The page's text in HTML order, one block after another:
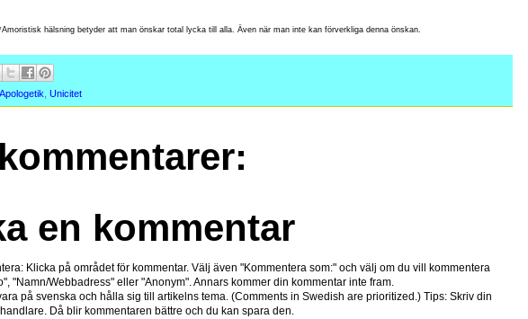
hälsning betyder att man önskar total lycka till alla. Även när man inte kan förverkliga denna önskan.
Apologetik, Unicitet
en kommentar
Klicka på området för kommentar. Välj även "Kommentera som:" och välj om du vill kommentera
"Namn/Webbadress" eller "Anonym". Annars kommer din kommentar inte fram.
på svenska och hålla sig till artikelns tema. (Comments in Swedish are prioritized.) Tips: Skriv din
Då blir kommentaren bättre och du kan spara den.